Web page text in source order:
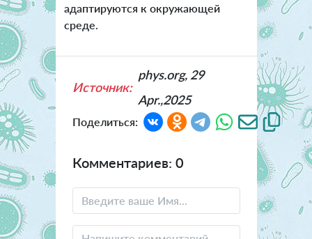
адаптируются к окружающей
среде.
Источник:
phys.org, 29
Apr.,2025
Поделиться:
Комментариев: 0